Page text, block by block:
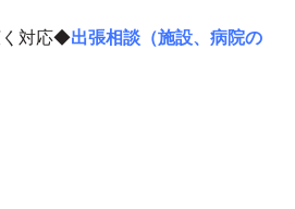
対応◆出張相談（施設、病院の